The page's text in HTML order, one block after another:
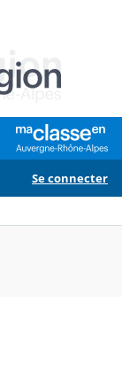
Se connecter